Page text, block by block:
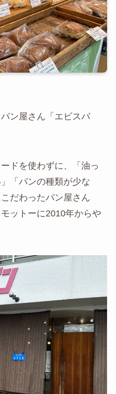
ン屋さん「エビスパ
ドを使わずに、「油っ
「パンの種類が少な
だわったパン屋さん
ットーに2010年からや